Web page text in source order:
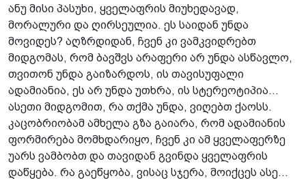
ანუ მისი პასუხი, ყველაფრის მიუხედავად,
მორალური და ღირსეულია. ეს საიდან უნდა
მოვიდეს? აღზრდიდან, ჩვენ კი ვამკვიდრებთ
მიდგომას, რომ ბავშვს არაფერი არ უნდა ასწავლო,
თვითონ უნდა გაიზარდოს, ის თავისუფალი
ადამიანია, ეს არ უნდა უთხრა, ის სტერეოტიპია...
ასეთი მიდგომით, რა თქმა უნდა, ვიღებთ ქაოსს.
კაცობრიობამ ამხელა გზა გაიარა, რომ ადამიანის
ფორმირება მომხდარიყო, ჩვენ კი ამ ყველაფერზე
უარს ვამბობთ და თავიდან გვინდა ყველაფრის
დაწყება. რა გაეწყობა, ვისაც სჯერა, მოიქცეს ასე...